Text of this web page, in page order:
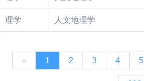
理学 人文地理学
« 1 2 3 4 5